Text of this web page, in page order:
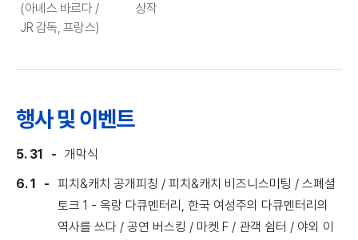
(아녜스 바르다 /
JR 감독, 프랑스)
상작
행사 및 이벤트
5. 31
개막식
6. 1
피치&캐치 공개피칭 / 피치&캐치 비즈니스미팅 / 스폐셜
토크 1 - 옥랑 다큐멘터리, 한국 여성주의 다큐멘터리의
역사를 쓰다 / 공연 버스킹 / 마켓 F / 관객 쉼터 / 야외 이